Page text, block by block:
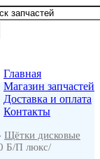
Главная
Магазин запчастей
Доставка и оплата
Контакты
Щётки дисковые
Б/П люкс/